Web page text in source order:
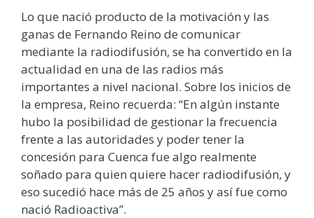
Lo que nació producto de la motivación y las
ganas de Fernando Reino de comunicar
mediante la radiodifusión, se ha convertido en la
actualidad en una de las radios más
importantes a nivel nacional. Sobre los inicios de
la empresa, Reino recuerda: “En algún instante
hubo la posibilidad de gestionar la frecuencia
frente a las autoridades y poder tener la
concesión para Cuenca fue algo realmente
soñado para quien quiere hacer radiodifusión, y
eso sucedió hace más de 25 años y así fue como
nació Radioactiva”.